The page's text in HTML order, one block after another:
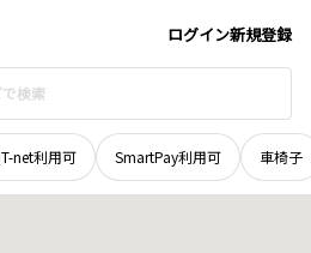
ログイン新規登録
net利用可 SmartPay利用可 車椅子